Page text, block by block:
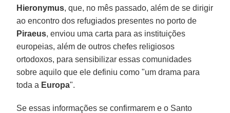
Hieronymus, que, no mês passado, além de se dirigir
ao encontro dos refugiados presentes no porto de
Piraeus, enviou uma carta para as instituições
europeias, além de outros chefes religiosos
ortodoxos, para sensibilizar essas comunidades
sobre aquilo que ele definiu como "um drama para
toda a Europa".
Se essas informações se confirmarem e o Santo